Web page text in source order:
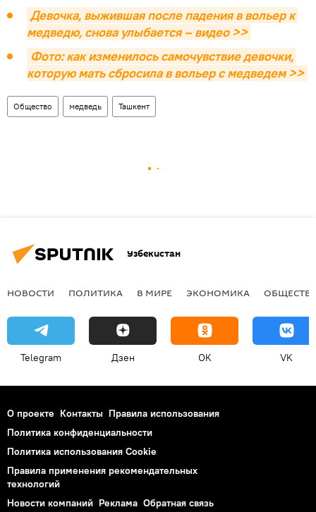
Девочка, выжившая после падения в вольер к
медведю, снова улыбается – видео >>
Фото: как изменилось самочувствие девочки,
которую мать сбросила в вольер с медведем >>
Общество медведь Ташкент
Узбекистан
НОВОСТИ ПОЛИТИКА В МИРЕ ЭКОНОМИКА
Telegram Дзен OK VK
О проекте Контакты Правила использования
Политика конфиденциальности
Политика использования Cookie
Правила применения рекомендательных
технологий
Новости компаний Реклама Обратная связь